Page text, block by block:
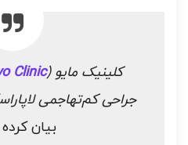
کلینیک مایو (Clinic
جراحی کم‌تهاجمی
بیان